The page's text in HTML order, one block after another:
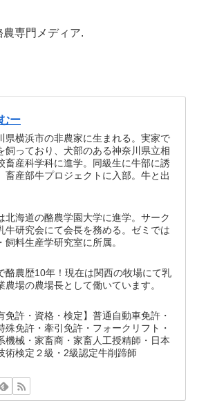
専門メディア.
ー
県横浜市の非農家に生まれる。実家で
飼っており、犬部のある神奈川県立相
畜産科学科に進学。同級生に牛部に誘
畜産部牛プロジェクトに入部。牛と出
北海道の酪農学園大学に進学。サーク
牛研究会にて会長を務める。ゼミでは
飼料生産学研究室に所属。
酪農歴10年！現在は関西の牧場にて乳
農場の農場長として働いています。
免許・資格・検定】普通自動車免許・
殊免許・牽引免許・フォークリフト・
機械・家畜商・家畜人工授精師・日本
術検定２級・2級認定牛削蹄師